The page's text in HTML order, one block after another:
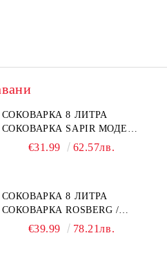
СОКОВАРКА 8 ЛИТРА
СОКОВАРКА SAPIR МОДЕЛ:
SP-1260-A26
€31.99 62.57лв.
СОКОВАРКА 8 ЛИТРА
СОКОВАРКА ROSBERG /
SAPIR€39.99 78.21лв.